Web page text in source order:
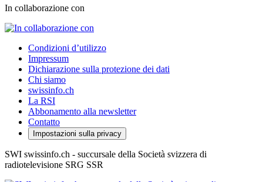
In collaborazione con
Condizioni d’utilizzo
Impressum
Dichiarazione sulla protezione dei dati
Chi siamo
swissinfo.ch
La RSI
Abbonamento alla newsletter
Contatto
Impostazioni sulla privacy
SWI swissinfo.ch - succursale della Società svizzera di
radiotelevisione SRG SSR